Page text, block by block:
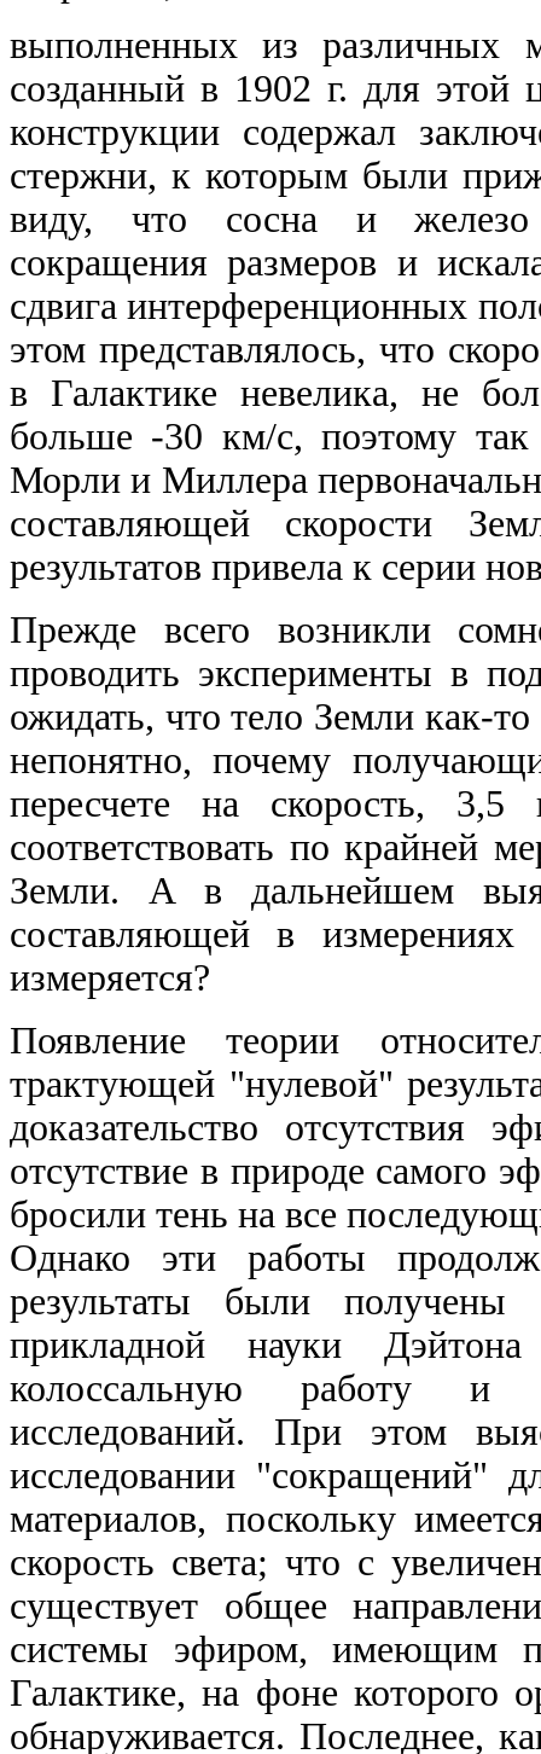
выполненных из различных
созданный в 1902 г. для этой
конструкции содержал
стержни, к которым были
виду, что сосна и железо
сокращения размеров и
сдвига интерференционных
этом представлялось, что
в Галактике невелика, не
больше -30 км/с, поэтому
Морли и Миллера
составляющей скорости
результатов привела к серии
Прежде всего возникли
проводить эксперименты в
ожидать, что тело Земли как-
непонятно, почему
пересчете на скорость, 3,5
соответствовать по крайней
Земли. А в дальнейшем
составляющей в
измеряется?
Появление теории
трактующей "нулевой"
доказательство отсутствия
отсутствие в природе самого
бросили тень на все
Однако эти работы
результаты были
прикладной науки
колоссальную работу и
исследований. При этом
исследовании "сокращений"
материалов, поскольку
скорость света; что с
существует общее
системы эфиром, имеющим
Галактике, на фоне которого
обнаруживается. Последнее,